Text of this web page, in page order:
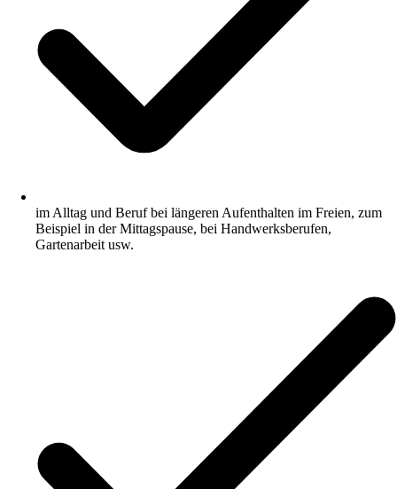
im Alltag und Beruf bei längeren Aufenthalten im Freien, zum
Beispiel in der Mittagspause, bei Handwerksberufen,
Gartenarbeit usw.